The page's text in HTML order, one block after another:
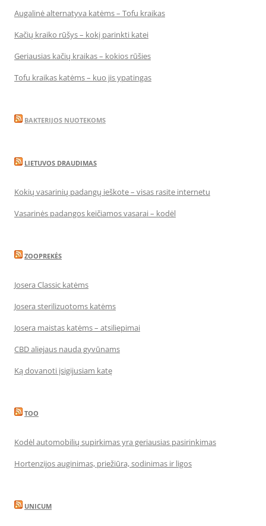
Augalinė alternatyva katėms – Tofu kraikas
Kačių kraiko rūšys – kokį parinkti katei
Geriausias kačių kraikas – kokios rūšies
Tofu kraikas katėms – kuo jis ypatingas
BAKTERIJOS NUOTEKOMS
LIETUVOS DRAUDIMAS
Kokių vasarinių padangų ieškote – visas rasite internetu
Vasarinės padangos keičiamos vasarai – kodėl
ZOOPREKĖS
Josera Classic katėms
Josera sterilizuotoms katėms
Josera maistas katėms – atsiliepimai
CBD aliejaus nauda gyvūnams
Ką dovanoti įsigijusiam katę
TOO
Kodėl automobilių supirkimas yra geriausias pasirinkimas
Hortenzijos auginimas, priežiūra, sodinimas ir ligos
UNICUM